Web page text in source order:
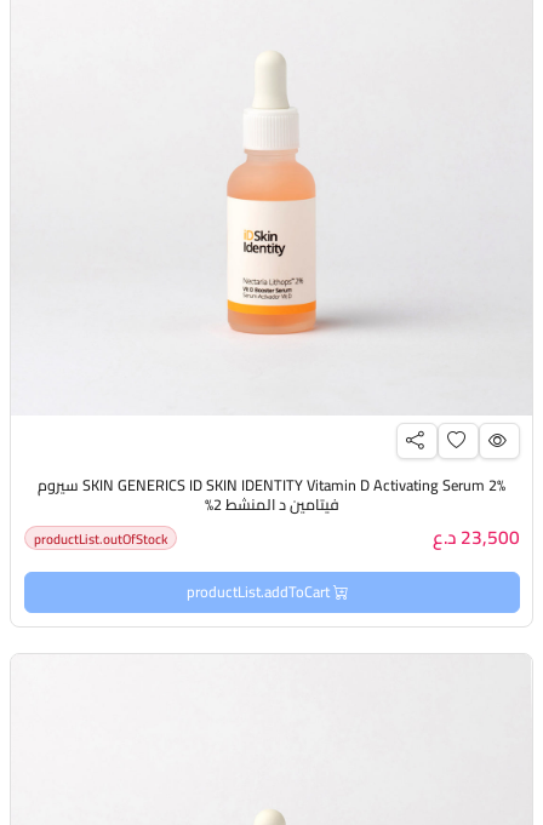
SKIN GENERICS ID SKIN IDENTITY Vitamin D Activating Serum 2% سيروم
فيتامين د المنشط 2%
23,500 د.ع productList.outOfStock
productList.addToCart